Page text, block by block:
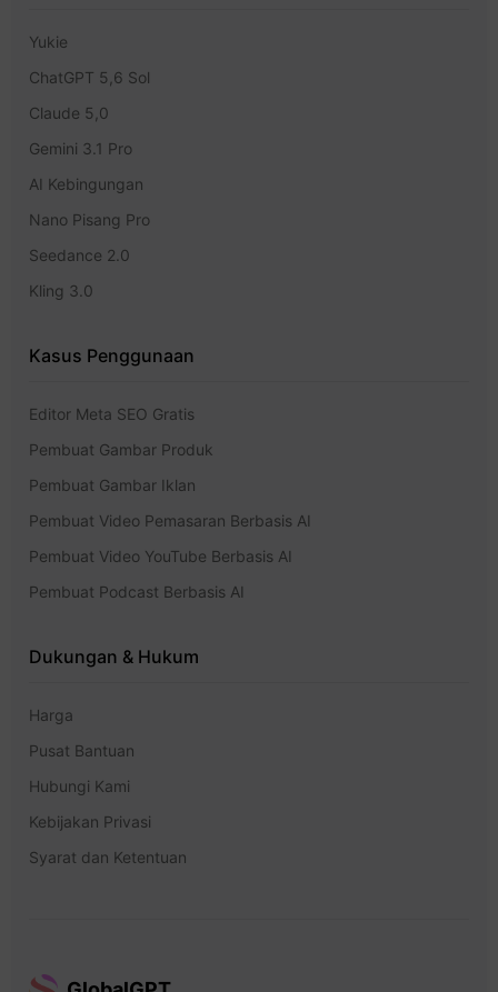
Yukie
ChatGPT 5,6 Sol
Claude 5,0
Gemini 3.1 Pro
AI Kebingungan
Nano Pisang Pro
Seedance 2.0
Kling 3.0
Kasus Penggunaan
Editor Meta SEO Gratis
Pembuat Gambar Produk
Pembuat Gambar Iklan
Pembuat Video Pemasaran Berbasis AI
Pembuat Video YouTube Berbasis AI
Pembuat Podcast Berbasis AI
Dukungan & Hukum
Harga
Pusat Bantuan
Hubungi Kami
Kebijakan Privasi
Syarat dan Ketentuan